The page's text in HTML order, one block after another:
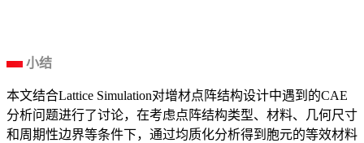
小结
本文结合Lattice Simulation对增材点阵结构设计中遇到的CAE
分析问题进行了讨论，在考虑点阵结构类型、材料、几何尺寸
和周期性边界等条件下，通过均质化分析得到胞元的等效材料